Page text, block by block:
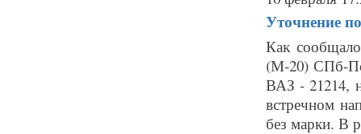
Уточнение
Как
(М-20) СПб-
ВАЗ - 21214,
встречном
без марки. В